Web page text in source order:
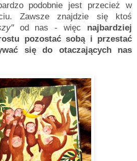
podobnie jest przecież w
Zawsze znajdzie się ktoś
od nas - więc najbardziej
pozostać sobą i przestać
się do otaczających nas